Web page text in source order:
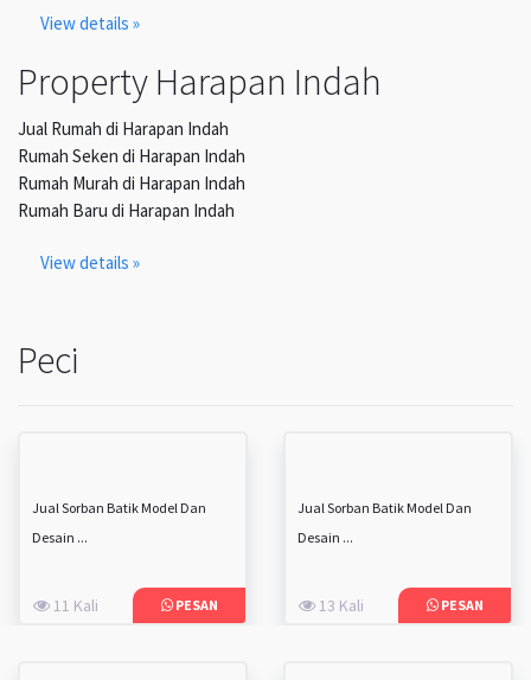
View details »
Property Harapan Indah
Jual Rumah di Harapan Indah
Rumah Seken di Harapan Indah
Rumah Murah di Harapan Indah
Rumah Baru di Harapan Indah
View details »
Peci
Jual Sorban Batik Model Dan
Desain ...
11 Kali PESAN
Jual Sorban Batik Model Dan
Desain ...
13 Kali PESAN